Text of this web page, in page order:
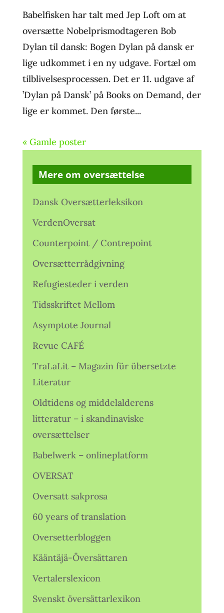
Babelfisken har talt med Jep Loft om at
oversætte Nobelprismodtageren Bob
Dylan til dansk: Bogen Dylan på dansk er
lige udkommet i en ny udgave. Fortæl om
tilblivelsesprocessen. Det er 11. udgave af
’Dylan på Dansk’ på Books on Demand, der
lige er kommet. Den første...
« Gamle poster
Mere om oversættelse
Dansk Oversætterleksikon
VerdenOversat
Counterpoint / Contrepoint
Oversætterrådgivning
Refugiesteder i verden
Tidsskriftet Mellom
Asymptote Journal
Revue CAFÉ
TraLaLit – Magazin für übersetzte
Literatur
Oldtidens og middelalderens
litteratur – i skandinaviske
oversættelser
Babelwerk – onlineplatform
OVERSAT
Oversatt sakprosa
60 years of translation
Oversetterbloggen
Kääntäjä-Översättaren
Vertalerslexicon
Svenskt översättarlexikon